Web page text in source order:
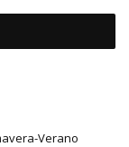
Verano